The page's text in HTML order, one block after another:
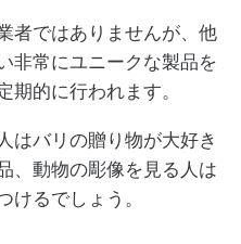
者ではありませんが、他
非常にユニークな製品を
的に行われます。
はバリの贈り物が大好き
、動物の彫像を見る人は
るでしょう。